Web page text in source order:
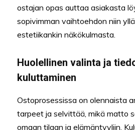
ostajan opas auttaa asiakasta
sopivimman vaihtoehdon niin
estetiikankin näkökulmasta.
Huolellinen valinta ja
kuluttaminen
Ostoprosessissa on olennaista
tarpeet ja selvittää, mikä matto
omaan tilaan ja elämäntyyliin.